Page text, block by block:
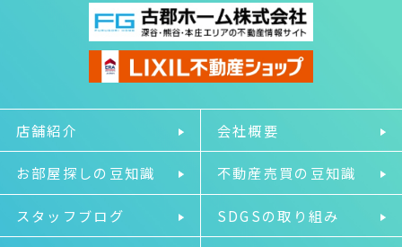
店舗紹介 会社概要
お部屋探しの豆知識 不動産売買の豆知識
スタッフブログ SDGSの取り組み